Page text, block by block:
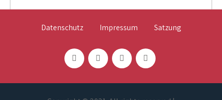
Datenschutz Impressum Satzung